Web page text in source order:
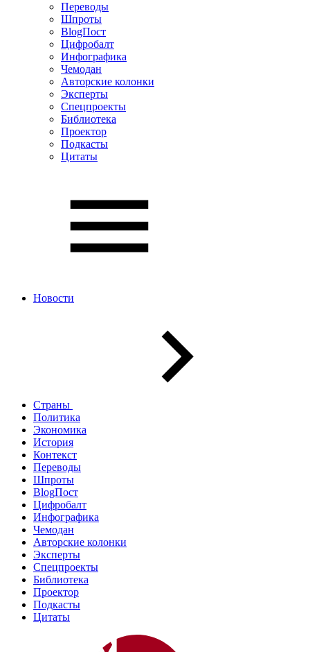
Переводы
Шпроты
BlogПост
Цифробалт
Инфографика
Чемодан
Авторские колонки
Эксперты
Спецпроекты
Библиотека
Проектор
Подкасты
Цитаты
Новости
Страны
Политика
Экономика
История
Контекст
Переводы
Шпроты
BlogПост
Цифробалт
Инфографика
Чемодан
Авторские колонки
Эксперты
Спецпроекты
Библиотека
Проектор
Подкасты
Цитаты